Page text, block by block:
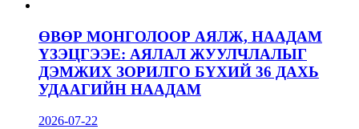
ӨВӨР МОНГОЛООР АЯЛЖ, НААДАМ
ҮЗЭЦГЭЭЕ: АЯЛАЛ ЖУУЛЧЛАЛЫГ
ДЭМЖИХ ЗОРИЛГО БҮХИЙ 36 ДАХЬ
УДААГИЙН НААДАМ
2026-07-22